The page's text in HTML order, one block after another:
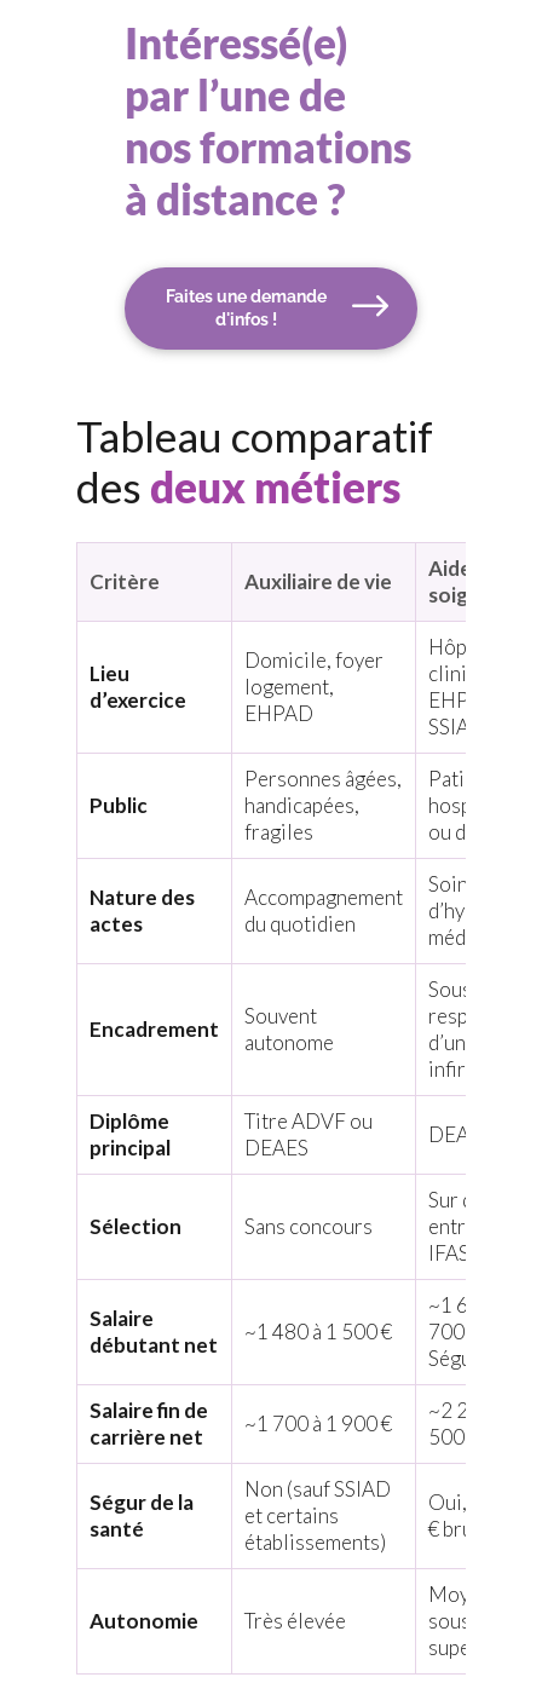
Intéressé(e)
par l’une de
nos formations
à distance ?
Faites une demande
d'infos !
Tableau comparatif
des deux métiers
Critère Auxiliaire de vie
Aide-
soignante
Lieu
d’exercice
Domicile, foyer
logement,
EHPAD
Hôpital,
clinique,
EHPAD,
SSIAD
Public
Personnes âgées,
handicapées,
fragiles
Patients
hospitalisés
ou
Nature des
actes
Accompagnement
du quotidien
Soins
d’hygiène
médicalisés
Encadrement
Souvent
autonome
Sous
d’une
infirmière
Diplôme
principal
Titre ADVF ou
DEAES
DEAS
Sélection Sans concours
Sur dossier
entretien en
IFAS
Salaire
débutant net
~1 480 à 1 500 €
~1 600 à 1
700 € (avec
Ségur)
Salaire fin de
carrière net
~1 700 à 1 900 €
~2 200 à 2
500 €
Ségur de la
santé
Non (sauf SSIAD
et certains
établissements)
Oui, CTI
€ brut/mois
Autonomie Très élevée
Moyenne,
sous
supervision